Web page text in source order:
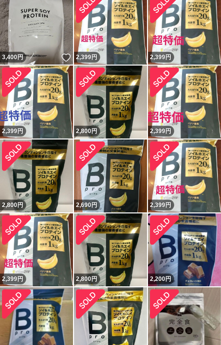
3,400円 いいね！
2,399円 2,399円
2,399円 2,800円 2,399円
2,800円 2,690円 2,399円
2,399円 2,800円 2,200円